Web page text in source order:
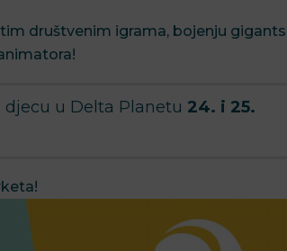
društvenim igrama, bojenju
u Delta Planetu 24. i 25.